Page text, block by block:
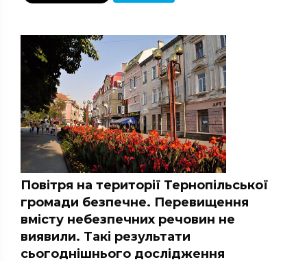
Повітря на території Тернопільської
громади безпечне. Перевищення
вмісту небезпечних речовин не
виявили. Такі результати
сьогоднішнього дослідження